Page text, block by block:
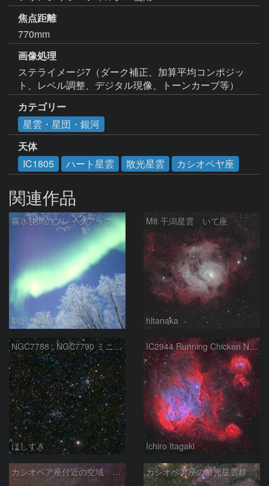
焦点距離
770mm
画像処理
ステライメージ7（ダーク補正、加算平均コンポジッ
ト、レベル調整、デジタル現像、トーンカーブ等）
カテゴリー
星雲・星団・銀河
天体
IC1805
ハート星雲 散光星雲 カシオペヤ座
関連作品
霧氷狭間のブレイクアップ
駒沢 満晴
M8 干潟星雲 いて座
hltanaka
NGC7788 , NGC7790 ミニ二重星団
ほしすき
IC2944 Running Chicken Nebula
Ichiro Itagaki
カシオペア座付近の空域 260720 カシオペア座の散光星雲群